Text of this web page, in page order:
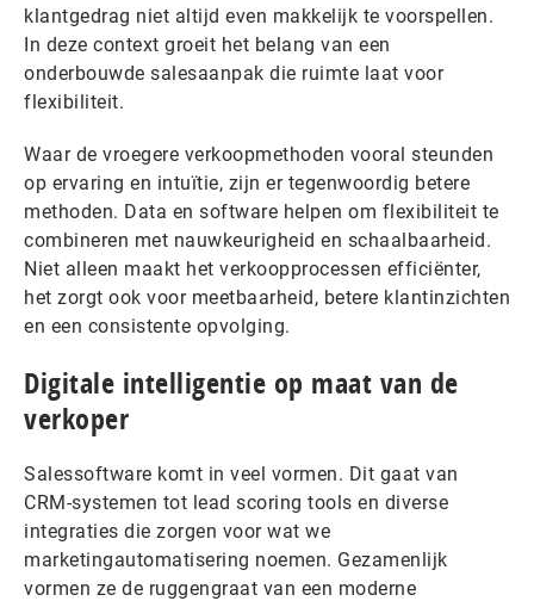
klantgedrag niet altijd even makkelijk te voorspellen.
In deze context groeit het belang van een
onderbouwde salesaanpak die ruimte laat voor
flexibiliteit.
Waar de vroegere verkoopmethoden vooral steunden
op ervaring en intuïtie, zijn er tegenwoordig betere
methoden. Data en software helpen om flexibiliteit te
combineren met nauwkeurigheid en schaalbaarheid.
Niet alleen maakt het verkoopprocessen efficiënter,
het zorgt ook voor meetbaarheid, betere klantinzichten
en een consistente opvolging.
Digitale intelligentie op maat van de
verkoper
Salessoftware komt in veel vormen. Dit gaat van
CRM-systemen tot lead scoring tools en diverse
integraties die zorgen voor wat we
marketingautomatisering noemen. Gezamenlijk
vormen ze de ruggengraat van een moderne